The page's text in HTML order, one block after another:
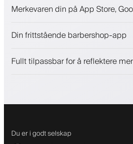
Betalinger,
Engasjer kunder med et
Merkevaren din på App Store,
Din frittstående barbershop-app
Fullt tilpassbar for å reflektere
Du er i godt selskap